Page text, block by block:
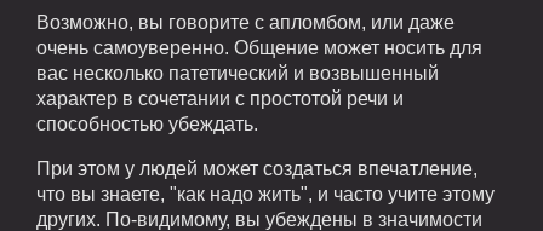
Возможно, вы говорите с апломбом, или даже
очень самоуверенно. Общение может носить для
вас несколько патетический и возвышенный
характер в сочетании с простотой речи и
способностью убеждать.
При этом у людей может создаться впечатление,
что вы знаете, "как надо жить", и часто учите этому
других. По-видимому, вы убеждены в значимости